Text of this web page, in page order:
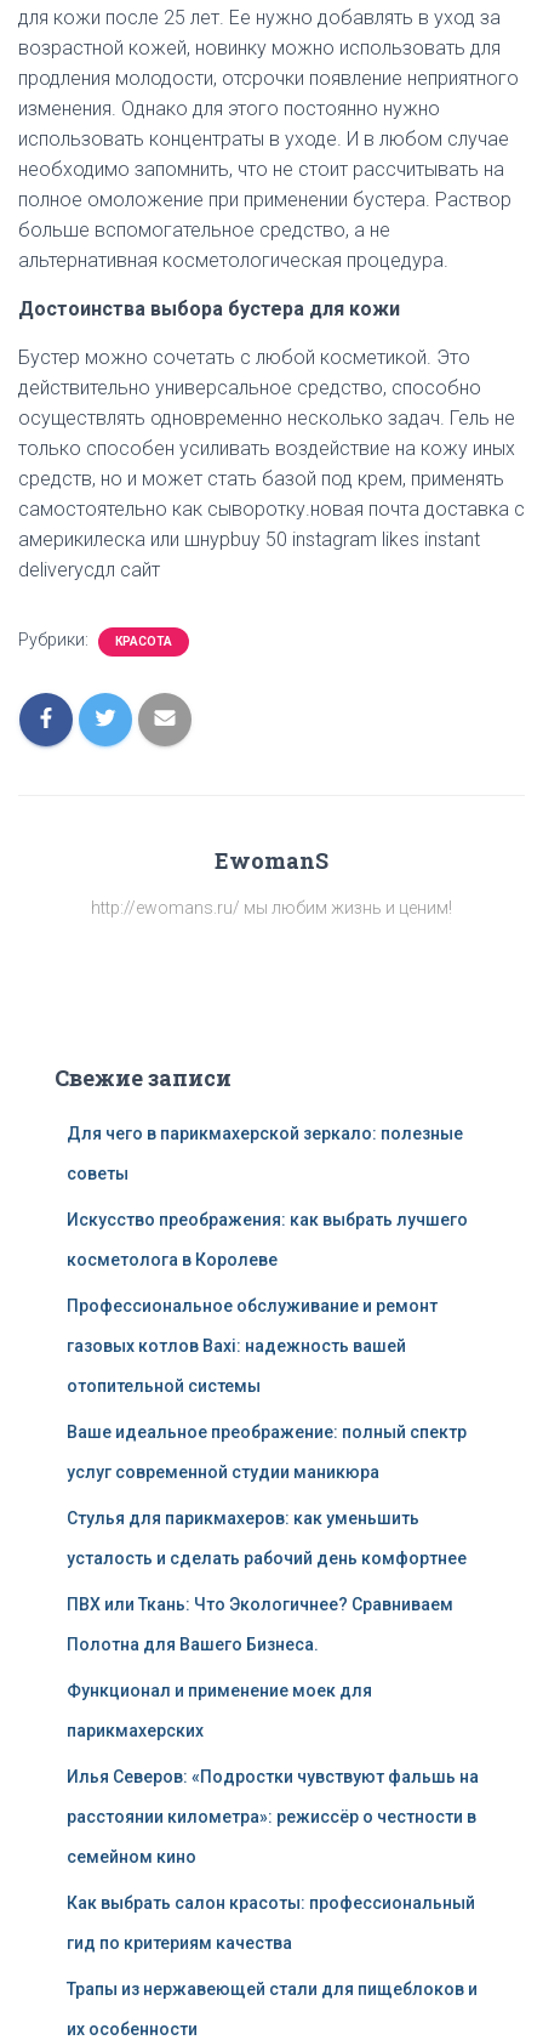
для кожи после 25 лет. Ее нужно добавлять в уход за
возрастной кожей, новинку можно использовать для
продления молодости, отсрочки появление неприятного
изменения. Однако для этого постоянно нужно
использовать концентраты в уходе. И в любом случае
необходимо запомнить, что не стоит рассчитывать на
полное омоложение при применении бустера. Раствор
больше вспомогательное средство, а не
альтернативная косметологическая процедура.
Достоинства выбора бустера для кожи
Бустер можно сочетать с любой косметикой. Это
действительно универсальное средство, способно
осуществлять одновременно несколько задач. Гель не
только способен усиливать воздействие на кожу иных
средств, но и может стать базой под крем, применять
самостоятельно как сыворотку.новая почта доставка с
америкилеска или шнурbuy 50 instagram likes instant
deliveryсдл сайт
Рубрики: КРАСОТА
EwomanS
http://ewomans.ru/ мы любим жизнь и ценим!
Свежие записи
Для чего в парикмахерской зеркало: полезные
советы
Искусство преображения: как выбрать лучшего
косметолога в Королеве
Профессиональное обслуживание и ремонт
газовых котлов Baxi: надежность вашей
отопительной системы
Ваше идеальное преображение: полный спектр
услуг современной студии маникюра
Стулья для парикмахеров: как уменьшить
усталость и сделать рабочий день комфортнее
ПВХ или Ткань: Что Экологичнее? Сравниваем
Полотна для Вашего Бизнеса.
Функционал и применение моек для
парикмахерских
Илья Северов: «Подростки чувствуют фальшь на
расстоянии километра»: режиссёр о честности в
семейном кино
Как выбрать салон красоты: профессиональный
гид по критериям качества
Трапы из нержавеющей стали для пищеблоков и
их особенности